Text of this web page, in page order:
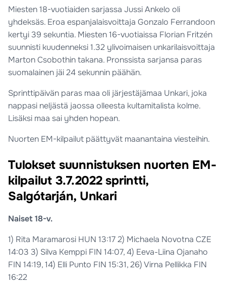
Miesten 18-vuotiaiden sarjassa Jussi Ankelo oli
yhdeksäs. Eroa espanjalaisvoittaja Gonzalo Ferrandoon
kertyi 39 sekuntia. Miesten 16-vuotiaissa Florian Fritzén
suunnisti kuudenneksi 1.32 ylivoimaisen unkarilaisvoittaja
Marton Csobothin takana. Pronssista sarjansa paras
suomalainen jäi 24 sekunnin päähän.
Sprinttipäivän paras maa oli järjestäjämaa Unkari, joka
nappasi neljästä jaossa olleesta kultamitalista kolme.
Lisäksi maa sai yhden hopean.
Nuorten EM-kilpailut päättyvät maanantaina viesteihin.
Tulokset suunnistuksen nuorten EM-
kilpailut 3.7.2022 sprintti,
Salgótarján, Unkari
Naiset 18-v.
1) Rita Maramarosi HUN 13:17 2) Michaela Novotna CZE
14:03 3) Silva Kemppi FIN 14:07, 4) Eeva-Liina Ojanaho
FIN 14:19, 14) Elli Punto FIN 15:31, 26) Virna Pellikka FIN
16:22